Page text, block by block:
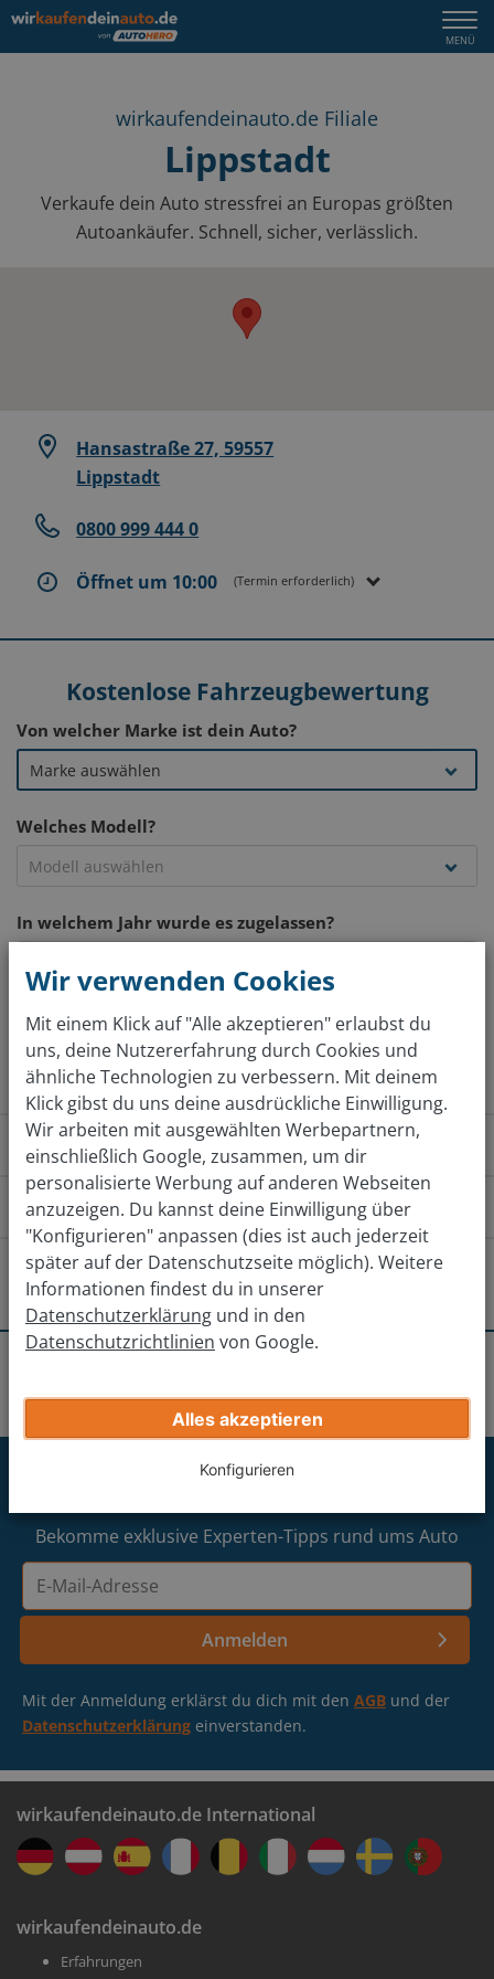
MENÜ
wirkaufendeinauto.de Filiale
Lippstadt
Verkaufe dein Auto stressfrei an Europas größten
Autoankäufer. Schnell, sicher, verlässlich.
Hansastraße 27, 59557
Lippstadt
0800 999 444 0
Öffnet um 10:00 (Termin erforderlich)
Kostenlose Fahrzeugbewertung
Von welcher Marke ist dein Auto?
Welches Modell?
In welchem Jahr wurde es zugelassen?
Jetzt kostenlos bewerten
Wie funktioniert das?
Gib deine Auto-Infos ein
Lass deine Auto-Infos bestätigen
Buche einen Termin in einer Filiale in deiner Nähe
Erhalte dein Geld
Wir kaufen dein Auto in weniger als einer Stunde
Wie komme ich zu der Filiale?
Von Norden Von Süden
Von Rheda-Wiedenbrück kommend auf der B55 nach
Lippstadt fahren.
nach 750 m am Kreisverkehr weiter geradeaus auf der
Hansastraße fahren.
Unsere Filiale befindet sich nach 250 m auf der linken
Seite.
Gibt es andere Filialen in der Nähe?
Hamm-Beckum
Paderborn
Arnsberg
Bielefeld-Brackwede
Jetzt für unseren Newsletter
Bekomme exklusive Experten-Tipps rund ums Auto
Adresse
Anmelden
Mit der Anmeldung erklärst du dich mit den AGB und der
Datenschutzerklärung einverstanden.
wirkaufendeinauto.de International
wirkaufendeinauto.de
Erfahrungen
Wir verwenden Cookies
Mit einem Klick auf "Alle akzeptieren" erlaubst du
uns, deine Nutzererfahrung durch Cookies und
ähnliche Technologien zu verbessern. Mit deinem
Klick gibst du uns deine ausdrückliche Einwilligung.
Wir arbeiten mit ausgewählten Werbepartnern,
einschließlich Google, zusammen, um dir
personalisierte Werbung auf anderen Webseiten
anzuzeigen. Du kannst deine Einwilligung über
"Konfigurieren" anpassen (dies ist auch jederzeit
später auf der Datenschutzseite möglich). Weitere
Informationen findest du in unserer
Datenschutzerklärung und in den
Datenschutzrichtlinien von Google.
Alles akzeptieren
Konfigurieren